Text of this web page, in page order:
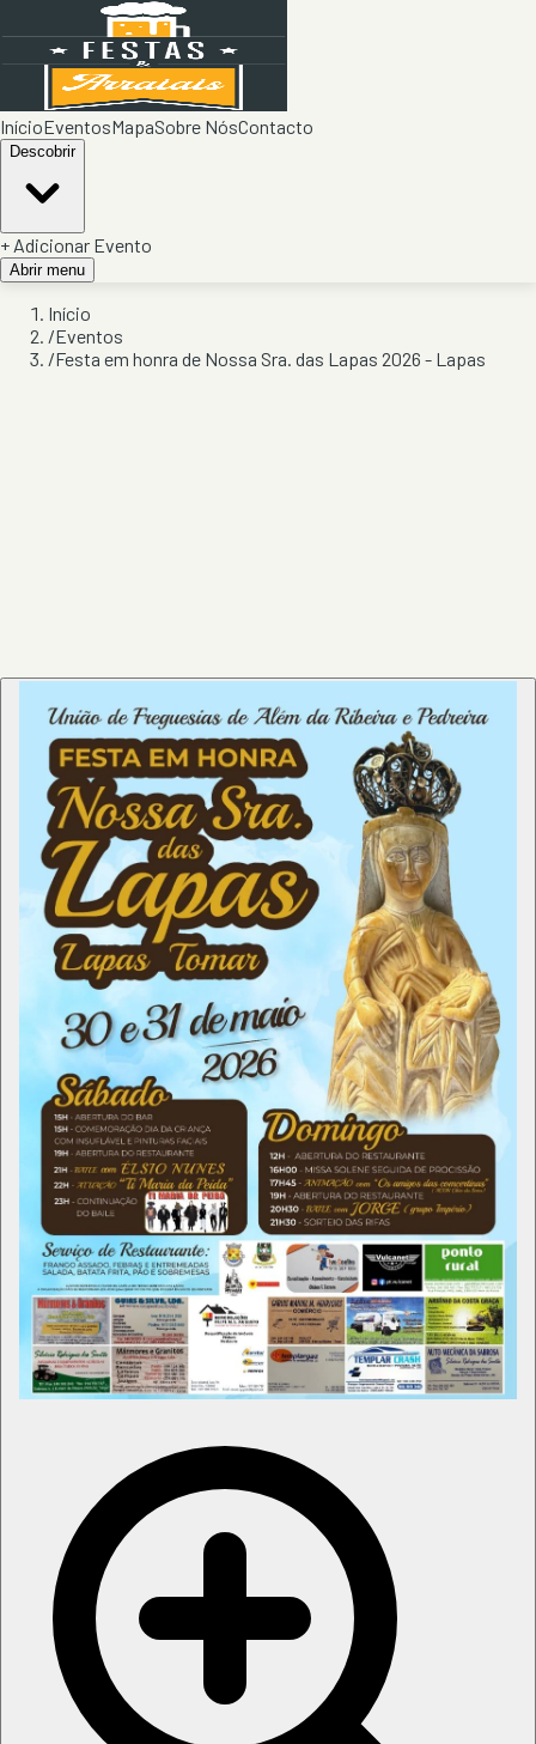
InícioEventosMapaSobre NósContacto
Descobrir
+ Adicionar Evento
Abrir menu
Início
/Eventos
/Festa em honra de Nossa Sra. das Lapas 2026 - Lapas